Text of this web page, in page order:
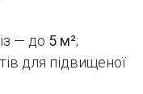
— до 5 м²;
для підвищеної